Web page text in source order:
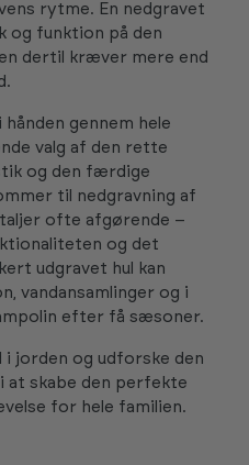
rytme. En nedgravet
funktion på den
dertil kræver mere end
hånden gennem hele
valg af den rette
og den færdige
til nedgravning af
ofte afgørende –
og det
udgravet hul kan
vandansamlinger og i
efter få sæsoner.
i jorden og udforske den
at skabe den perfekte
for hele familien.